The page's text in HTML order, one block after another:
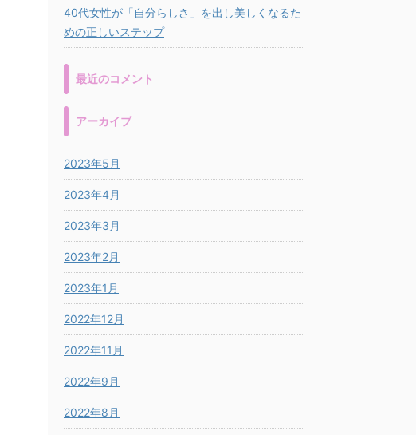
40代女性が「自分らしさ」を出し美しくなるた
めの正しいステップ
最近のコメント
アーカイブ
2023年5月
2023年4月
2023年3月
2023年2月
2023年1月
2022年12月
2022年11月
2022年9月
2022年8月